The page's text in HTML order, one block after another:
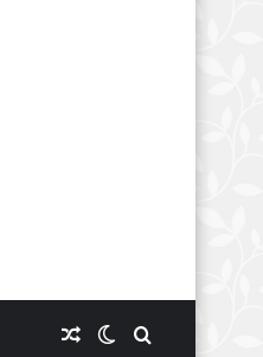
Procurar
Switch
Artigo